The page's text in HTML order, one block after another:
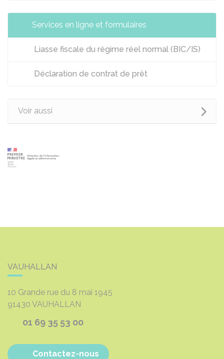
Services en ligne et formulaires
Liasse fiscale du régime réel normal (BIC/IS)
Déclaration de contrat de prêt
Voir aussi
VAUHALLAN
10 Grande rue du 8 mai 1945
91430 VAUHALLAN
01 69 35 53 00
Contactez-nous